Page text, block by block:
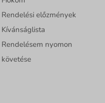
Rendelési előzmények
Kívánságlista
Rendelésem nyomon
követése